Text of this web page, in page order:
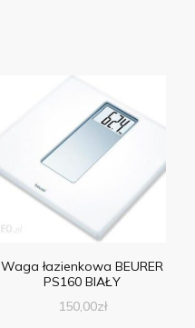
Waga łazienkowa BEURER
PS160 BIAŁY
150,00zł